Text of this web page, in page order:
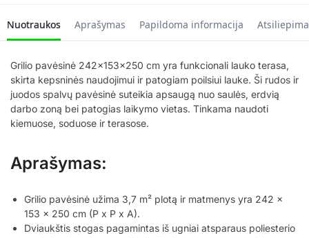
Nuotraukos Aprašymas Papildoma informacija
Grilio pavėsinė 242x153x250 cm yra funkcionali lauko terasa,
skirta kepsninės naudojimui ir patogiam poilsiui lauke. Ši rudos ir
juodos spalvų pavėsinė suteikia apsaugą nuo saulės, erdvią
darbo zoną bei patogias laikymo vietas. Tinkama naudoti
kiemuose, soduose ir terasose.
Aprašymas:
Grilio pavėsinė užima 3,7 m² plotą ir matmenys yra 242 x
153 x 250 cm (P x P x A).
Dviaukštis stogas pagamintas iš ugniai atsparaus poliesterio